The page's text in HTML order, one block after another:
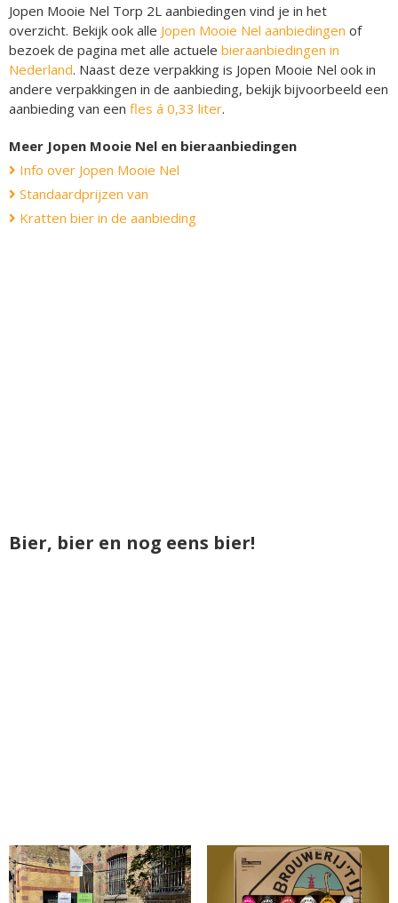
Jopen Mooie Nel Torp 2L aanbiedingen vind je in het
overzicht. Bekijk ook alle Jopen Mooie Nel aanbiedingen of
bezoek de pagina met alle actuele bieraanbiedingen in
Nederland. Naast deze verpakking is Jopen Mooie Nel ook in
andere verpakkingen in de aanbieding, bekijk bijvoorbeeld een
aanbieding van een fles á 0,33 liter.
Meer Jopen Mooie Nel en bieraanbiedingen
Info over Jopen Mooie Nel
Standaardprijzen van
Kratten bier in de aanbieding
Bier, bier en nog eens bier!